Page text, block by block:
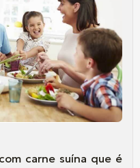
carne suína que é